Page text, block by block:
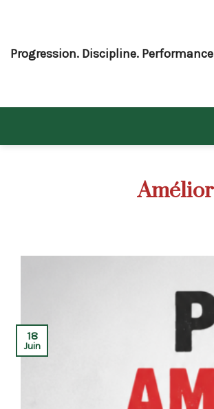
content
Progression. Discipline. Performance
18
Juin